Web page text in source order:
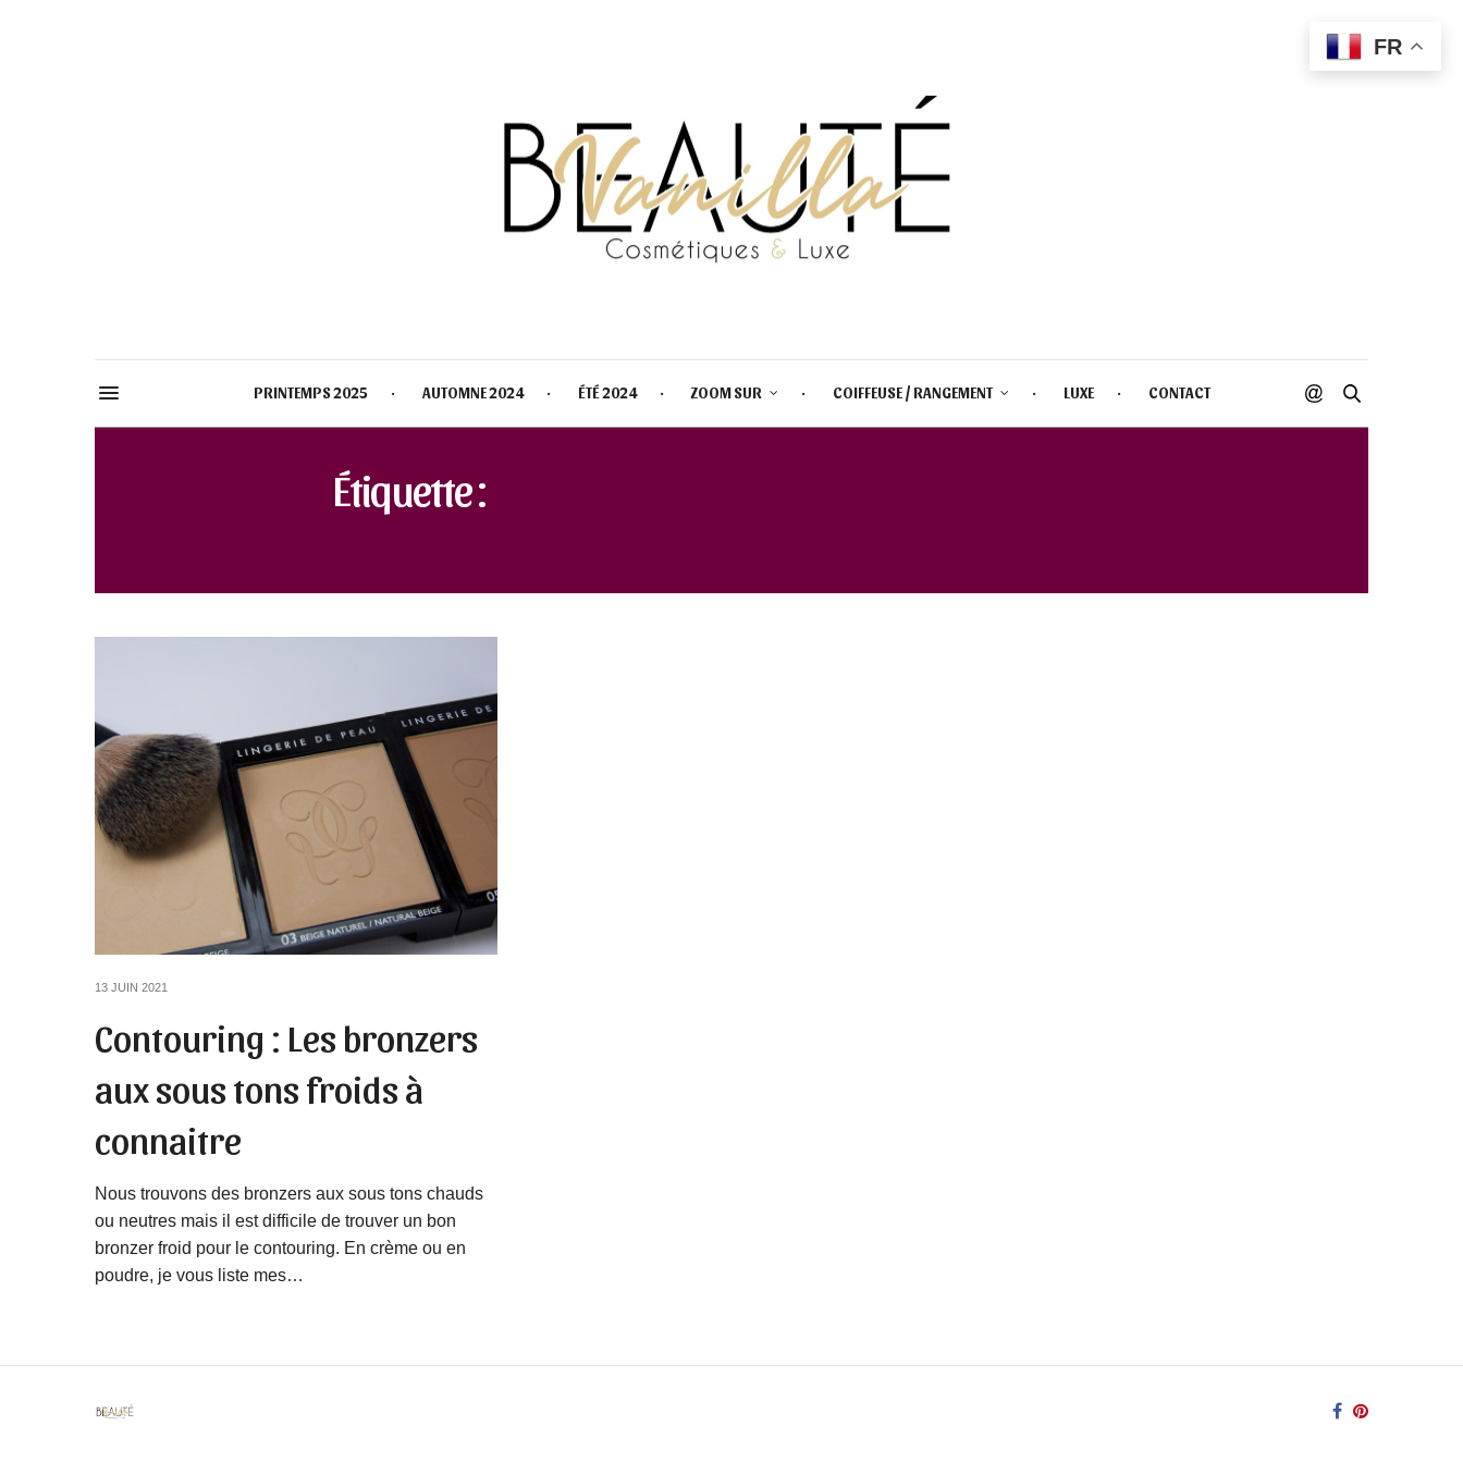
PRINTEMPS 2025 AUTOMNE 2024 ÉTÉ 2024 ZOOM SUR COIFFEUSE / RANGEMENT LUXE CONTACT
Étiquette :
13 JUIN 2021
Contouring : Les bronzers
aux sous tons froids à
connaitre
Nous trouvons des bronzers aux sous tons chauds
ou neutres mais il est difficile de trouver un bon
bronzer froid pour le contouring. En crème ou en
poudre, je vous liste mes…
FR